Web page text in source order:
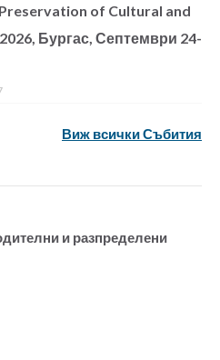
of Cultural and
Бургас, Септември 24-
Виж всички Събития
и разпределени